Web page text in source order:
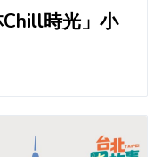
Chill時光」小